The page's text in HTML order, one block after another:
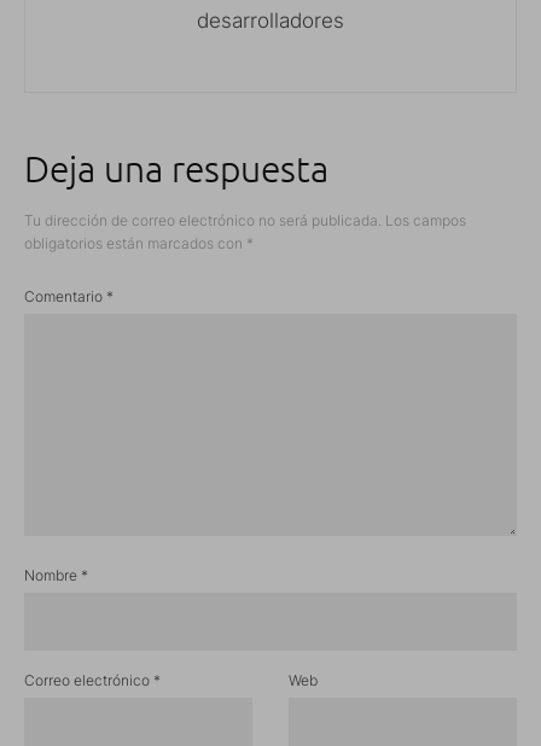
desarrolladores
Deja una respuesta
Tu dirección de correo electrónico no será publicada. Los campos
obligatorios están marcados con *
Comentario *
Nombre *
Correo electrónico * Web